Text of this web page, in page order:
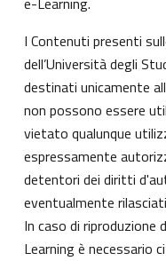
I Contenuti presenti
dell’Università degli
destinati unicamente
non possono essere
vietato qualunque
espressamente
detentori dei diritti
eventualmente
In caso di
Learning è necessario